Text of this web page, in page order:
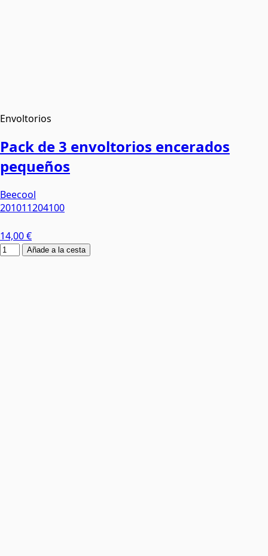
Envoltorios
Pack de 3 envoltorios encerados
pequeños
Beecool
201011204100
14,00 €
Añade a la cesta